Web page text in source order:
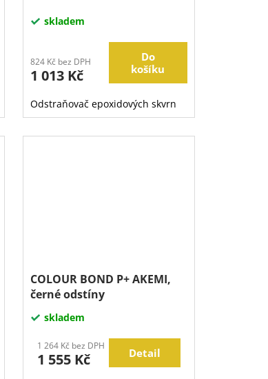
skladem
824 Kč bez DPH
1 013 Kč
Do
košíku
Odstraňovač epoxidových skvrn
COLOUR BOND P+ AKEMI,
černé odstíny
skladem
1 264 Kč bez DPH
1 555 Kč Detail